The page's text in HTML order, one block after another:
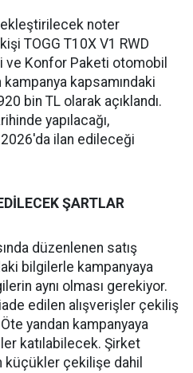
noter
TOGG T10X V1 RWD
ve Konfor Paketi otomobil
kapsamındaki
bin TL olarak açıklandı.
yapılacağı,
2026'da ilan edileceği
ŞARTLAR
düzenlenen satış
bilgilerle kampanyaya
aynı olması gerekiyor.
edilen alışverişler çekiliş
yandan kampanyaya
katılabilecek. Şirket
küçükler çekilişe dahil